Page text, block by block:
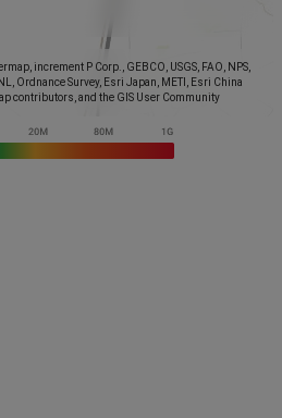
increment P Corp., GEBCO, USGS, FAO, NPS,
Ordnance Survey, Esri Japan, METI, Esri China
contributors, and the GIS User Community